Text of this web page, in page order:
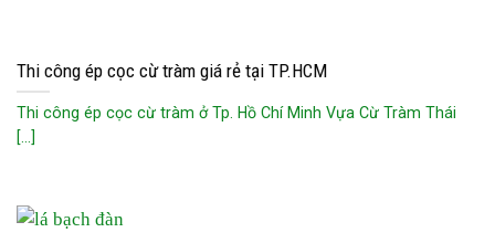
Thi công ép cọc cừ tràm giá rẻ tại TP.HCM
Thi công ép cọc cừ tràm ở Tp. Hồ Chí Minh Vựa Cừ Tràm Thái
[...]